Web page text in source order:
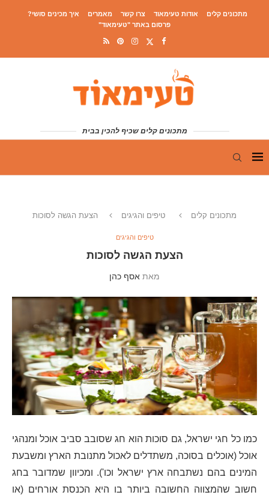
מתכונים קלים אודות טעימאוד צרו קשר מאמרים
איך מכינים סושי?
פרסום באתר "טעימאוד"
מתכונים קלים שכיף להכין בבית
מתכונים קלים טיפים והגיגים הצעת הגשה לסוכות
טיפים והגיגים
הצעת הגשה לסוכות
מאת אסף כהן
כמו כל חגי ישראל, גם סוכות הוא חג שסובב סביב אוכל ומנהגי
אוכל (אוכלים בסוכה, משתדלים לאכול מתנובת הארץ ומשבעת
המינים בהם נשתבחה ארץ ישראל וכו'). ומכיוון שמדובר בחג
חשוב שהמצווה החשובה ביותר בו היא הכנסת אורחים (או